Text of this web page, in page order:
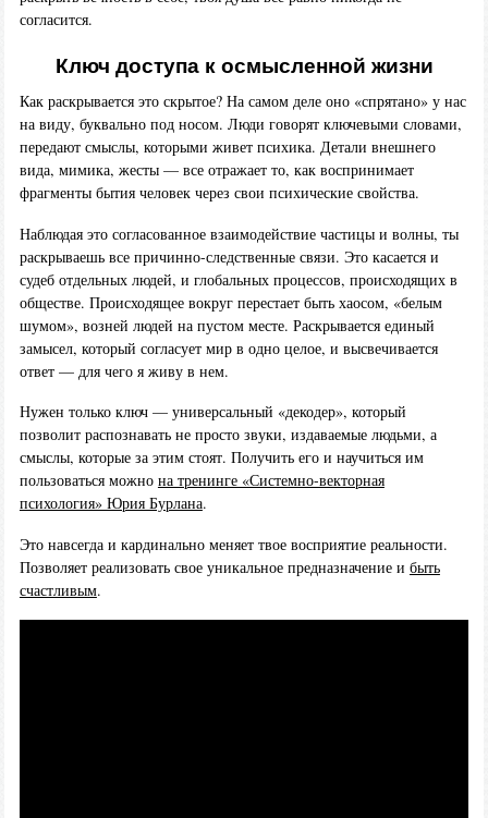
согласится.
Ключ доступа к осмысленной жизни
Как раскрывается это скрытое? На самом деле оно «спрятано» у нас
на виду, буквально под носом. Люди говорят ключевыми словами,
передают смыслы, которыми живет психика. Детали внешнего
вида, мимика, жесты — все отражает то, как воспринимает
фрагменты бытия человек через свои психические свойства.
Наблюдая это согласованное взаимодействие частицы и волны, ты
раскрываешь все причинно-следственные связи. Это касается и
судеб отдельных людей, и глобальных процессов, происходящих в
обществе. Происходящее вокруг перестает быть хаосом, «белым
шумом», возней людей на пустом месте. Раскрывается единый
замысел, который согласует мир в одно целое, и высвечивается
ответ — для чего я живу в нем.
Нужен только ключ — универсальный «декодер», который
позволит распознавать не просто звуки, издаваемые людьми, а
смыслы, которые за этим стоят. Получить его и научиться им
пользоваться можно на тренинге «Системно-векторная
психология» Юрия Бурлана.
Это навсегда и кардинально меняет твое восприятие реальности.
Позволяет реализовать свое уникальное предназначение и быть
счастливым.